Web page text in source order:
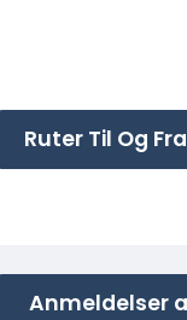
Ruter Til Og
Anmeldelser